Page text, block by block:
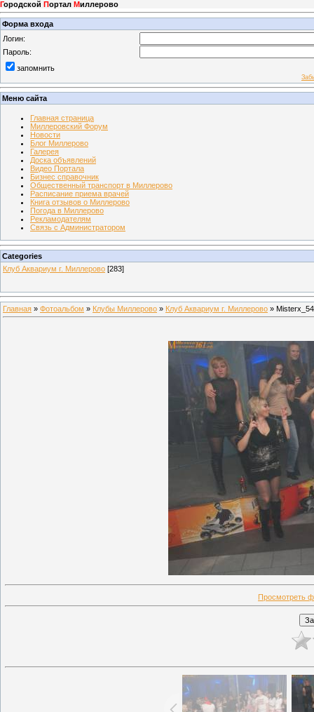
Городской Портал Миллерово
Форма входа
Логин:
Пароль:
запомнить
Меню сайта
Главная страница
Миллеровский Форум
Новости
Блог Миллерово
Галерея
Доска объявлений
Видео Портала
Бизнес справочник
Общественный транспорт в Миллерово
Расписание приема врачей
Книга отзывов о Миллерово
Погода в Миллерово
Рекламодателям
Связь с Администратором
Categories
Клуб Аквариум г. Миллерово [283]
Главная » Фотоальбом » Клубы Миллерово » Клуб Аквариум г. Миллерово » Misterx_54
Просмотреть